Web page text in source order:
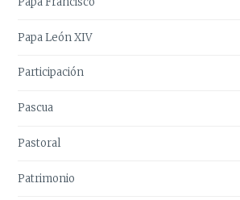
Papa León XIV
Participación
Pascua
Pastoral
Patrimonio